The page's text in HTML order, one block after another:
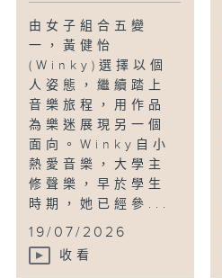
由女子組合五變
一，黃健怡
(Winky)選擇以個
人姿態，繼續踏上
音樂旅程，用作品
為樂迷展現另一個
面向。Winky自小
熱愛音樂，大學主
修聲樂，早於學生
時期，她已經參...
19/07/2026
收看